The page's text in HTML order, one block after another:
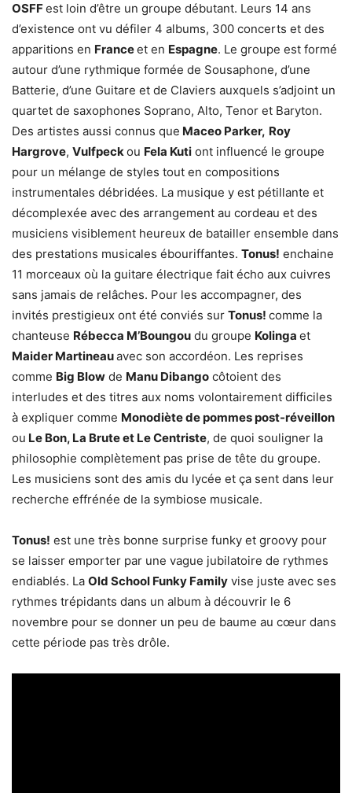
OSFFest loin d’être un groupe débutant. Leurs 14 ans
d’existence ont vu défiler 4 albums, 300 concerts et des
apparitions en Franceet en Espagne. Le groupe est formé
autour d’une rythmique formée de Sousaphone, d’une
Batterie, d’une Guitare et de Claviers auxquels s’adjoint un
quartet de saxophones Soprano, Alto, Tenor et Baryton.
Des artistes aussi connus que Maceo Parker, Roy
Hargrove, Vulfpeckou Fela Kuti ont influencé le groupe
pour un mélange de styles tout en compositions
instrumentales débridées. La musique y est pétillante et
décomplexée avec des arrangement au cordeau et des
musiciens visiblement heureux de batailler ensemble dans
des prestations musicales ébouriffantes. Tonus! enchaine
11 morceaux où la guitare électrique fait écho aux cuivres
sans jamais de relâches. Pour les accompagner, des
invités prestigieux ont été conviés sur Tonus! comme la
chanteuse Rébecca M’Boungou du groupe Kolinga et
Maider Martineauavec son accordéon. Les reprises
comme Big Blow de Manu Dibango côtoient des
interludes et des titres aux noms volontairement difficiles
à expliquer comme Monodiète de pommes post-réveillon
ou Le Bon, La Brute et Le Centriste, de quoi souligner la
philosophie complètement pas prise de tête du groupe.
Les musiciens sont des amis du lycée et ça sent dans leur
recherche effrénée de la symbiose musicale.
Tonus! est une très bonne surprise funky et groovy pour
se laisser emporter par une vague jubilatoire de rythmes
endiablés. La Old School Funky Family vise juste avec ses
rythmes trépidants dans un album à découvrir le 6
novembre pour se donner un peu de baume au cœur dans
cette période pas très drôle.